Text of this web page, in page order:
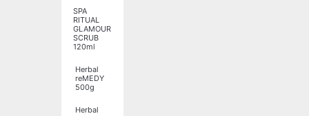
SPA
RITUAL
GLAMOUR
SCRUB
120ml
Herbal
reMEDY
500g
Herbal